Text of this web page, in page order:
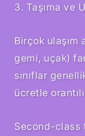
3. Taşıma ve
Birçok ulaşım
gemi, uçak)
sınıflar
ücretle
Second-class